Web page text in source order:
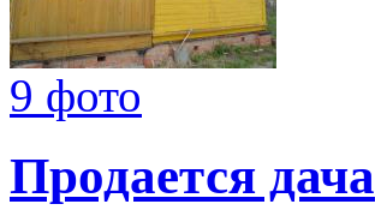
9 фото
Продается дача